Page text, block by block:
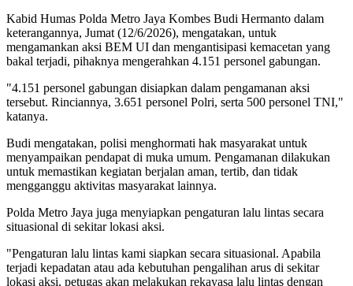
Kabid Humas Polda Metro Jaya Kombes Budi Hermanto dalam
keterangannya, Jumat (12/6/2026), mengatakan, untuk
mengamankan aksi BEM UI dan mengantisipasi kemacetan yang
bakal terjadi, pihaknya mengerahkan 4.151 personel gabungan.
"4.151 personel gabungan disiapkan dalam pengamanan aksi
tersebut. Rinciannya, 3.651 personel Polri, serta 500 personel TNI,"
katanya.
Budi mengatakan, polisi menghormati hak masyarakat untuk
menyampaikan pendapat di muka umum. Pengamanan dilakukan
untuk memastikan kegiatan berjalan aman, tertib, dan tidak
mengganggu aktivitas masyarakat lainnya.
Polda Metro Jaya juga menyiapkan pengaturan lalu lintas secara
situasional di sekitar lokasi aksi.
"Pengaturan lalu lintas kami siapkan secara situasional. Apabila
terjadi kepadatan atau ada kebutuhan pengalihan arus di sekitar
lokasi aksi, petugas akan melakukan rekayasa lalu lintas dengan